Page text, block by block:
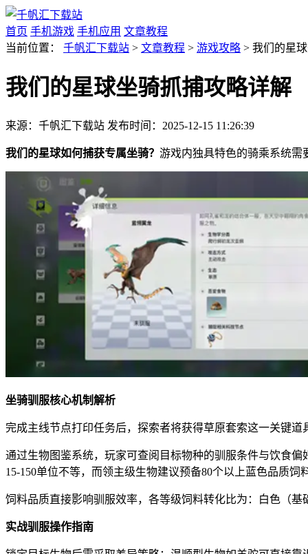
首页 手机游戏 手机应用 文章教程
当前位置： 千帆汇下载站 > 文章教程 > 游戏攻略 > 我们的星
我们的星球坐骑抓捕攻略详解
来源：千帆汇下载站 发布时间：2025-12-15 11:26:39
我们的星球如何捕获专属坐骑？ 游戏内独具特色的骑乘系统需
坐骑驯服核心机制解析
完成主线节点打印任务后，探索者将获得草原套索这一关键
通过生物图鉴系统，玩家可查阅目标物种的驯服条件与饮食
15-150单位不等，而领主级生物建议预备80个以上蓝色品质饲
饲料品质直接影响驯服效率，各等级饲料转化比为：白色（
实战驯服操作指南